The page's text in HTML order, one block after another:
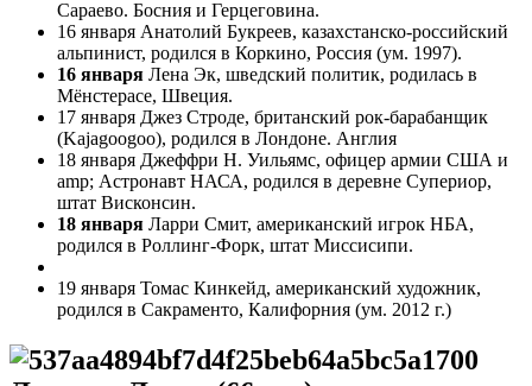
Сараево. Босния и Герцеговина.
16 января Анатолий Букреев, казахстанско-российский
альпинист, родился в Коркино, Россия (ум. 1997).
16 января Лена Эк, шведский политик, родилась в
Мёнстерасе, Швеция.
17 января Джез Строде, британский рок-барабанщик
(Kajagoogoo), родился в Лондоне. Англия
18 января Джеффри Н. Уильямс, офицер армии США и
amp; Астронавт НАСА, родился в деревне Супериор,
штат Висконсин.
18 января Ларри Смит, американский игрок НБА,
родился в Роллинг-Форк, штат Миссисипи.
19 января Томас Кинкейд, американский художник,
родился в Сакраменто, Калифорния (ум. 2012 г.)